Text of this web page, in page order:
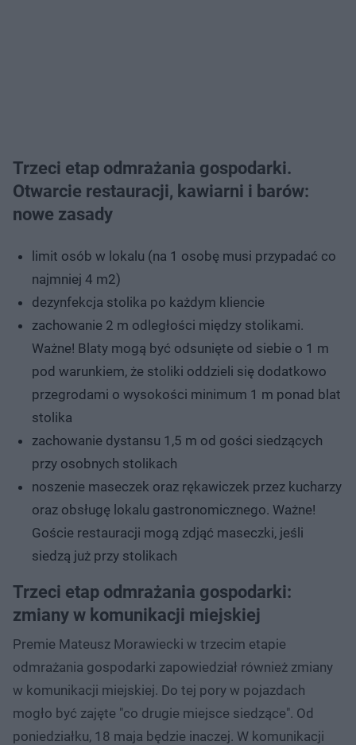
Trzeci etap odmrażania gospodarki.
Otwarcie restauracji, kawiarni i barów:
nowe zasady
limit osób w lokalu (na 1 osobę musi przypadać co
najmniej 4 m2)
dezynfekcja stolika po każdym kliencie
zachowanie 2 m odległości między stolikami.
Ważne! Blaty mogą być odsunięte od siebie o 1 m
pod warunkiem, że stoliki oddzieli się dodatkowo
przegrodami o wysokości minimum 1 m ponad blat
stolika
zachowanie dystansu 1,5 m od gości siedzących
przy osobnych stolikach
noszenie maseczek oraz rękawiczek przez kucharzy
oraz obsługę lokalu gastronomicznego. Ważne!
Goście restauracji mogą zdjąć maseczki, jeśli
siedzą już przy stolikach
Trzeci etap odmrażania gospodarki:
zmiany w komunikacji miejskiej
Premie Mateusz Morawiecki w trzecim etapie
odmrażania gospodarki zapowiedział również zmiany
w komunikacji miejskiej. Do tej pory w pojazdach
mogło być zajęte "co drugie miejsce siedzące". Od
poniedziałku, 18 maja będzie inaczej. W komunikacji